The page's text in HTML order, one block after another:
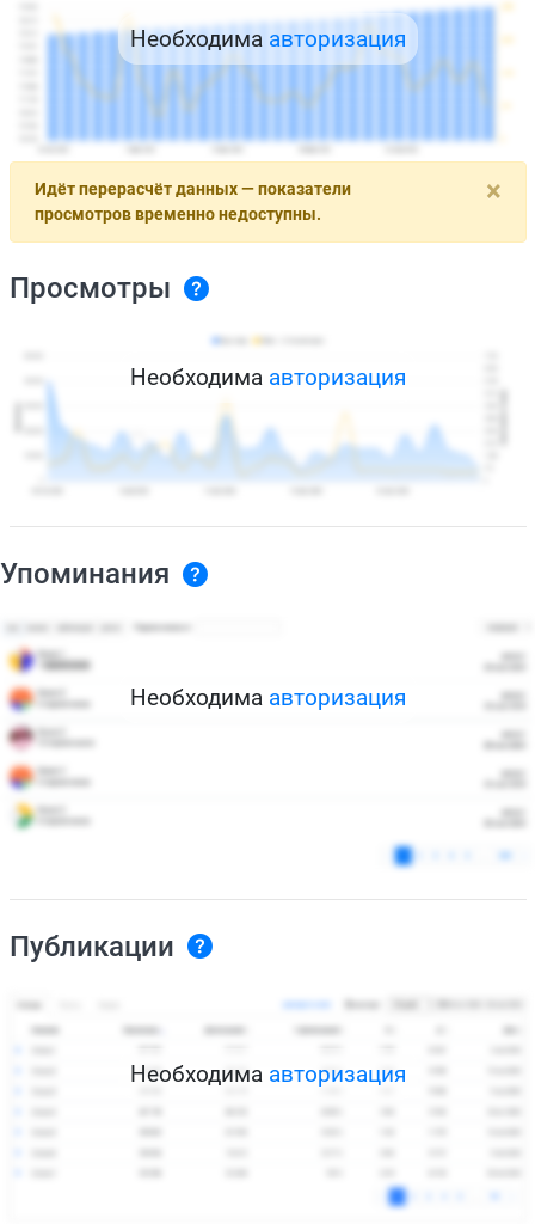
Необходима авторизация
×
Идёт перерасчёт данных — показатели
просмотров временно недоступны.
Просмотры
Необходима авторизация
Упоминания
Необходима авторизация
Публикации
Необходима авторизация